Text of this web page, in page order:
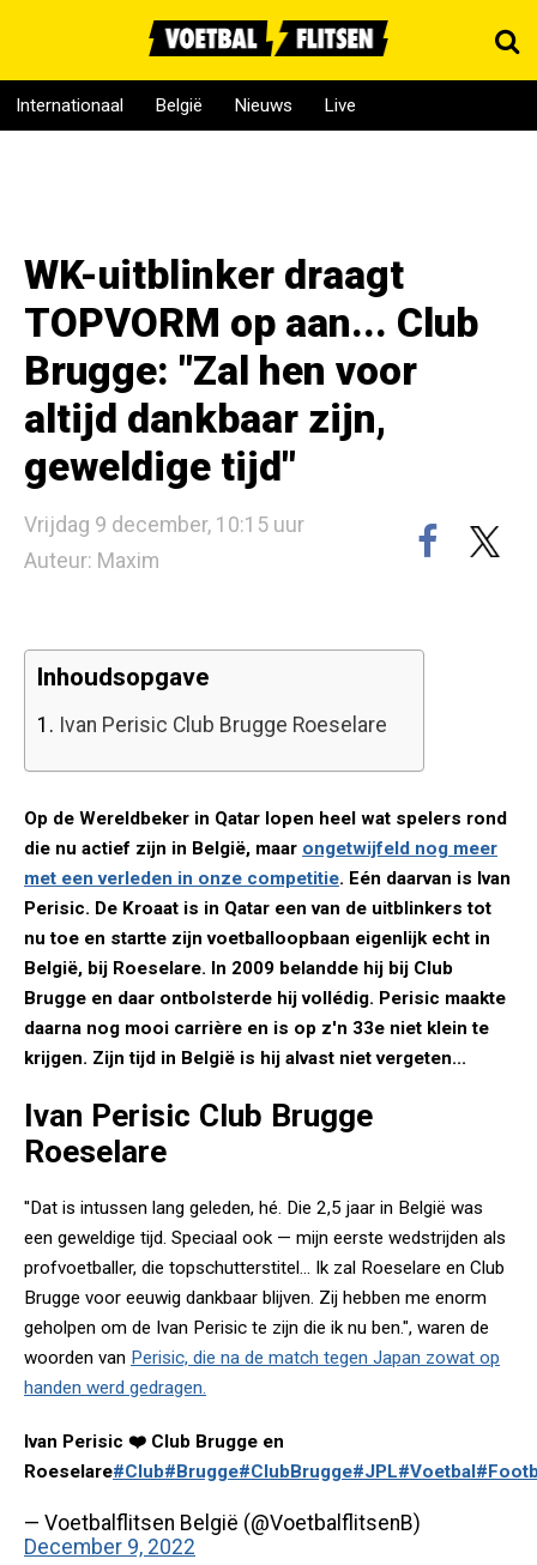
Internationaal België Nieuws Live
WK-uitblinker draagt
TOPVORM op aan... Club
Brugge: "Zal hen voor
altijd dankbaar zijn,
geweldige tijd"
Vrijdag 9 december, 10:15 uur
Auteur: Maxim
Inhoudsopgave
1. Ivan Perisic Club Brugge Roeselare
Op de Wereldbeker in Qatar lopen heel wat spelers rond
die nu actief zijn in België, maar ongetwijfeld nog meer
met een verleden in onze competitie. Eén daarvan is Ivan
Perisic. De Kroaat is in Qatar een van de uitblinkers tot
nu toe en startte zijn voetballoopbaan eigenlijk echt in
België, bij Roeselare. In 2009 belandde hij bij Club
Brugge en daar ontbolsterde hij vollédig. Perisic maakte
daarna nog mooi carrière en is op z'n 33e niet klein te
krijgen. Zijn tijd in België is hij alvast niet vergeten...
Ivan Perisic Club Brugge
Roeselare
''Dat is intussen lang geleden, hé. Die 2,5 jaar in België was
een geweldige tijd. Speciaal ook — mijn eerste wedstrijden als
profvoetballer, die topschutterstitel... Ik zal Roeselare en Club
Brugge voor eeuwig dankbaar blijven. Zij hebben me enorm
geholpen om de Ivan Perisic te zijn die ik nu ben.", waren de
woorden van Perisic, die na de match tegen Japan zowat op
handen werd gedragen.
Ivan Perisic ❤️ Club Brugge en
Roeselare#Club#Brugge#ClubBrugge#JPL#Voetbal
— Voetbalflitsen België (@VoetbalflitsenB)
December 9, 2022